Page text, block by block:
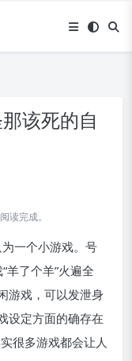
该死的自
读完成。
一个小游戏。号
羊了个羊”火遍全
游戏，可以发泄身
设定方面的确存在
很多游戏都会让人